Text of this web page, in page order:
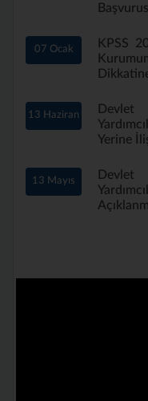
07 Ocak
KPSS
13 Haziran
Yerine
13 Mayıs